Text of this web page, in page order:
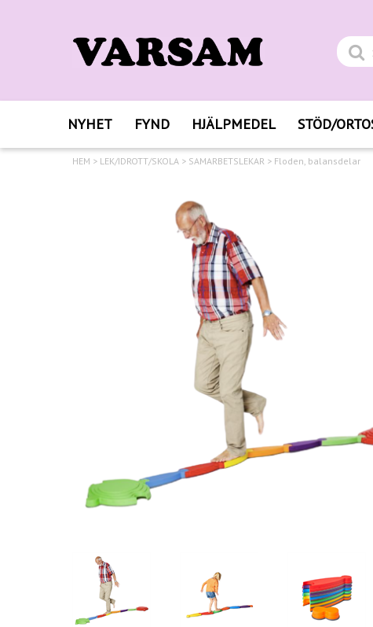
NYHET FYND HJÄLPMEDEL STÖD/
HEM > LEK/IDROTT/SKOLA > SAMARBETSLEKAR > Floden, balansdelar